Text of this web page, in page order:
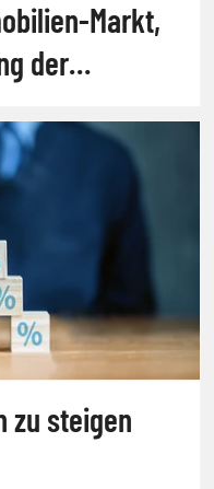
Markt,
der
zu steigen